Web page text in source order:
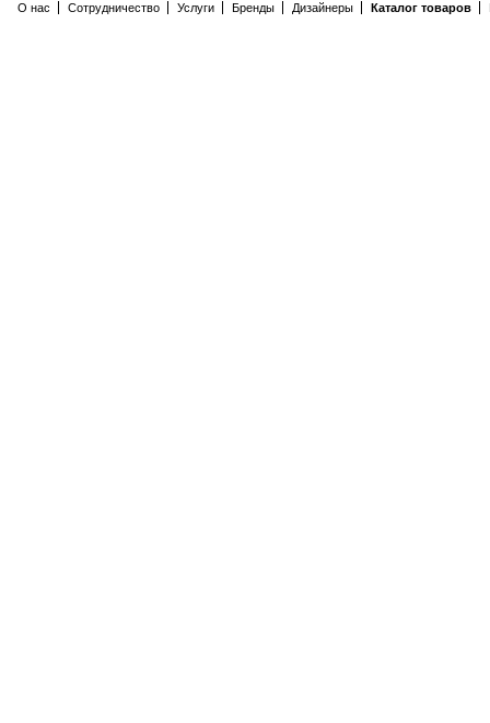
О нас Сотрудничество Услуги Бренды Дизайнеры Каталог товаров